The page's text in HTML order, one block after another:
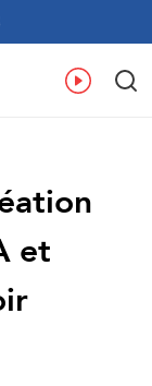
et